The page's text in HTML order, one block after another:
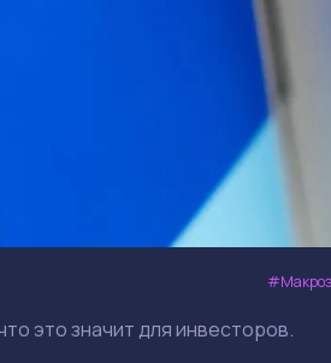
это значит для инвесторов.